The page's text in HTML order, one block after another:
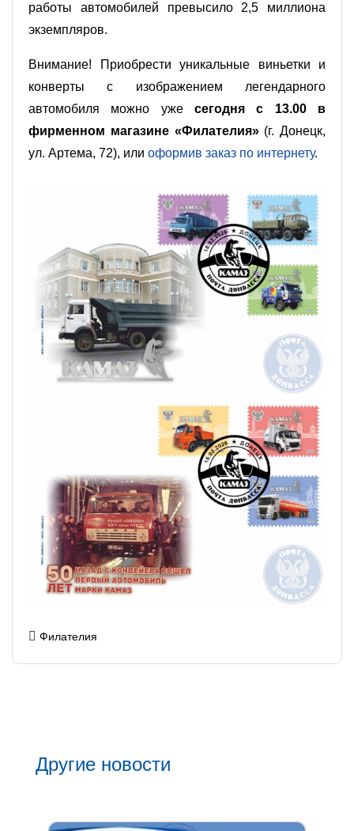
работы автомобилей превысило 2,5 миллиона
экземпляров.
Внимание! Приобрести уникальные виньетки и
конверты с изображением легендарного
автомобиля можно уже сегодня с 13.00 в
фирменном магазине «Филателия»(г. Донецк,
ул. Артема, 72), или оформив заказ по интернету.
Филателия
Другие новости